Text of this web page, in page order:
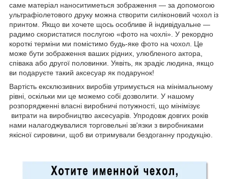
саме матеріал наноситиметься зображення — за допомогою
ультрафіолетового друку можна створити силіконовий чохол із
принтом. Якщо ви хочете щось особливе й індивідуальне —
радимо скористатися послугою «фото на чохлі». У рекордно
короткі терміни ми помістимо будь-яке фото на чохол. Це
може бути зображення ваших рідних, улюбленого актора,
співака або другої половинки. Уявіть, як зрадіє людина, якщо
ви подаруєте такий аксесуар як подарунок!
Вартість ексклюзивних виробів утримується на мінімальному
рівні, оскільки ми це можемо собі дозволити. У нашому
розпорядженні власні виробничі потужності, що мінімізує
витрати на виробництво аксесуарів. Упродовж довгих років
нами налагоджувалися торговельні зв'язки з виробниками
якісної сировини, щоб ви отримували бездоганну продукцію.